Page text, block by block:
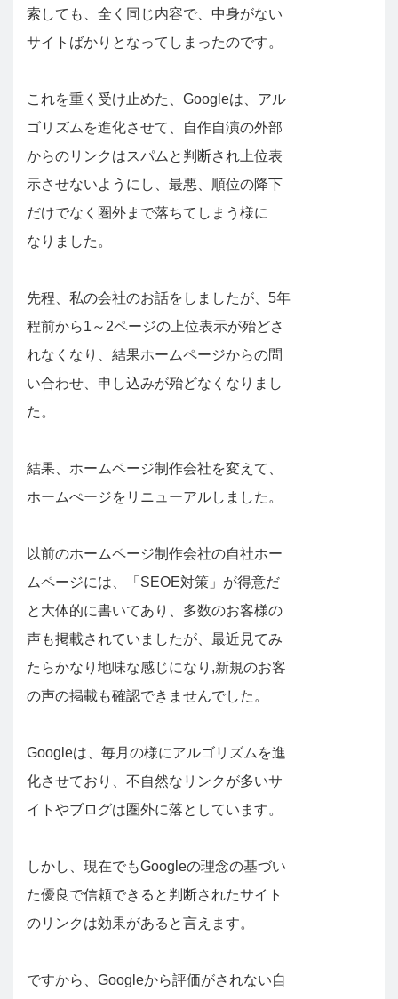
索しても、全く同じ内容で、中身がない
サイトばかりとなってしまったのです。
これを重く受け止めた、Googleは、アル
ゴリズムを進化させて、自作自演の外部
からのリンクはスパムと判断され上位表
示させないようにし、最悪、順位の降下
だけでなく圏外まで落ちてしまう様に
なりました。
先程、私の会社のお話をしましたが、5年
程前から1～2ページの上位表示が殆どさ
れなくなり、結果ホームページからの問
い合わせ、申し込みが殆どなくなりまし
た。
結果、ホームページ制作会社を変えて、
ホームぺージをリニューアルしました。
以前のホームページ制作会社の自社ホー
ムページには、「SEOE対策」が得意だ
と大体的に書いてあり、多数のお客様の
声も掲載されていましたが、最近見てみ
たらかなり地味な感じになり,新規のお客
の声の掲載も確認できませんでした。
Googleは、毎月の様にアルゴリズムを進
化させており、不自然なリンクが多いサ
イトやブログは圏外に落としています。
しかし、現在でもGoogleの理念の基づい
た優良で信頼できると判断されたサイト
のリンクは効果があると言えます。
ですから、Googleから評価がされない自